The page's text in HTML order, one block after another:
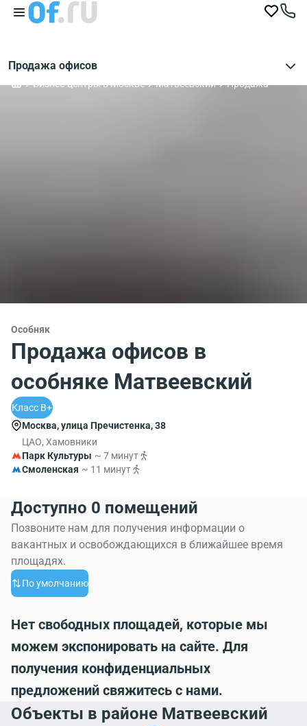
Продажа офисов
Бизнес-центры в Москве Матвеевский Продажа
Особняк
Продажа офисов в
особняке Матвеевский
Класс B+
Москва, улица Пречистенка, 38
ЦАО, Хамовники
Парк Культуры ~ 7 минут
Смоленская ~ 11 минут
Доступно 0 помещений
Позвоните нам для получения информации о
вакантных и освобождающихся в ближайшее время
площадях.
По умолчанию
Нет свободных площадей, которые мы
можем экспонировать на сайте. Для
получения конфиденциальных
предложений свяжитесь с нами.
Объекты в районе Матвеевский